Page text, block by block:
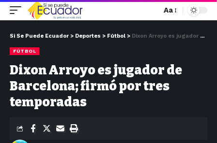
Aa
Si Se Puede Ecuador > Deportes > Fútbol > Dixon Arroyo es jugador de Barcelona; firmó por tres temporadas
FÚTBOL
Dixon Arroyo es jugador de
Barcelona; firmó por tres
temporadas